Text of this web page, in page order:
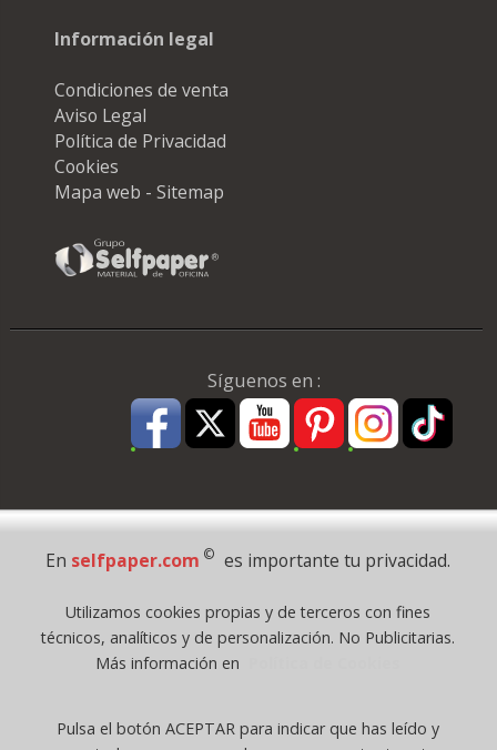
Información legal
Condiciones de venta
Aviso Legal
Política de Privacidad
Cookies
Mapa web - Sitemap
Síguenos en :
Pago Seguro
Todos los derechos reservados
©selfpaper.com, y las webs de ©gruposelfpaper.org están gestionadas, y
Registro Mercantil de Valencia ( España ) CEE:
En selfpaper.com © es importante tu privacidad.
Utilizamos cookies propias y de terceros con fines
técnicos, analíticos y de personalización. No Publicitarias.
Más información en
Pulsa el botón ACEPTAR para indicar que has leído y